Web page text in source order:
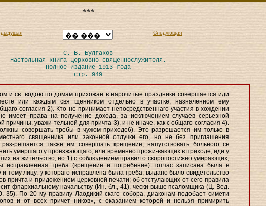
***
Следующая
С. В. Булгаков
Настольная книга церковно-священнослужителя.
Полное издание 1913 года
стр. 949
и св. водою по домам прихожан в нарочитые праздники совершается иди
или каждым свя щенником отдельно в участке, назначенном ему
согласия 2). Кто не принимает непосредственнаго участия в хождении
имеет права на получение дохода, за исключением случаев серьезной
причины, уважи тельной для причта 3), и не иначе, как с общаго согласия 4).
совершать требы в чужом приходе6). Это разрешается им только в
священника или законной отлучки его, но не без приглашения
раз-решается также им совершать крещение, напутствовать больного св
умершаго у проезжающаго, или временно прожи-вающих в приходе, иди у
на жительство; но 1) с соблюдением правил о скоропостижно умирающих,
треба (крещение и погребение) тотчас записана была в
и тому лицу, у котораго исправлена была треба, выдано было свидетельство
причта и придожением церковной печати; об отстулающих от сего правила
фпархиальному начальству (Ин. бл., 41). чески выше псаломщика (Ц. Вед.
35). По 20-му правилу Лаодикий-скаго собора, диаконам подобает симети
и от всех причет ников», с оказанием которой и нельзя примирить